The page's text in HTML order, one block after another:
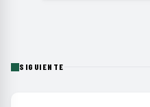
SIGUIENTE